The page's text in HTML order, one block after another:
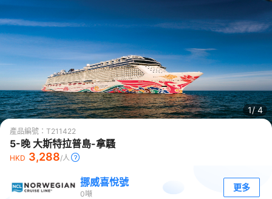
1/4
產品編號： T211422
5-晚 大斯特拉普島-拿騷
HKD 3,288/人
挪威喜悅號
0噸
更多